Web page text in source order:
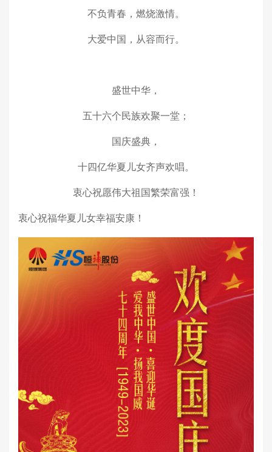
不负青春，燃烧激情。
大爱中国，从容而行。
盛世中华，
五十六个民族欢聚一堂；
国庆盛典，
十四亿华夏儿女齐声欢唱。
衷心祝愿伟大祖国繁荣富强！
衷心祝福华夏儿女幸福安康！